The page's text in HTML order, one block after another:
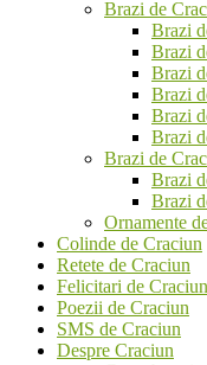
Brazi de
Brazi
Brazi
Brazi
Brazi
Brazi
Brazi
Brazi de
Brazi
Brazi
Ornamente
Colinde de Craciun
Retete de Craciun
Felicitari de Craciun
Poezii de Craciun
SMS de Craciun
Despre Craciun